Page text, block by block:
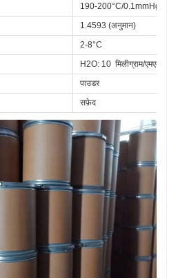
190-200°C/0.1mmHg
1.4593 (अनुमान)
2-8°C
H2O: 10  मिलीग्राम/एमएल,
पाउडर
सफ़ेद